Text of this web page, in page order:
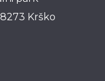
8273 Krško